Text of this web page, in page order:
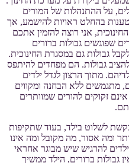
על ההתנהלות של המורים
בהחלט ראויות להישמע, אך
אני רוצה להזמין אתכם
שפוגשים גבולות ברורים
גבולות גם במסגרת החינוכית.
גבולות. הם מפחדים להיתפס
מתוך הרצון לגדל ילדים
ללא הבחנה ומקווים
זקוקים להורים שמוותרים
לשלוט בילד, בעוד שתקיפות
ומה אסור, מה מקובל ומה אינו
להרגיש שיש מבוגר אחראי
ברורים, הילד ממשיך